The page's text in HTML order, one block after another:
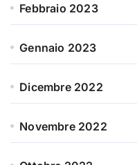
Febbraio 2023
Gennaio 2023
Dicembre 2022
Novembre 2022